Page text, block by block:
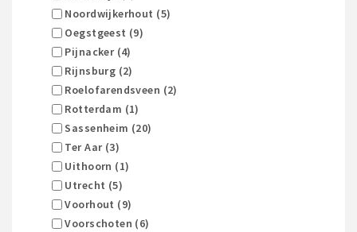
Noordwijkerhout (5)
Oegstgeest (9)
Pijnacker (4)
Rijnsburg (2)
Roelofarendsveen (2)
Rotterdam (1)
Sassenheim (20)
Ter Aar (3)
Uithoorn (1)
Utrecht (5)
Voorhout (9)
Voorschoten (6)